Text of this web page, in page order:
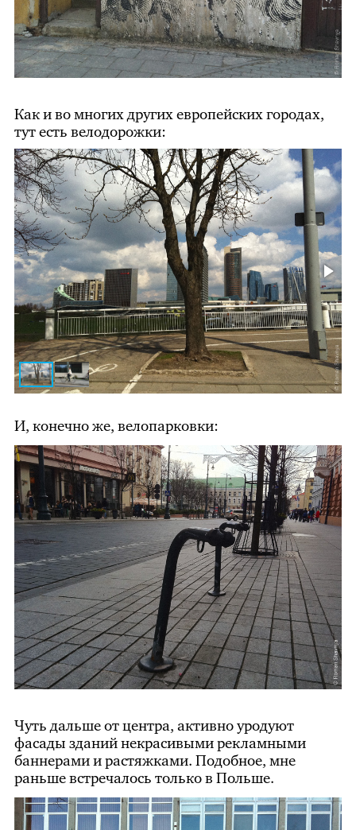
Как и во многих других европейских городах,
тут есть велодорожки:
И, конечно же, велопарковки:
Чуть дальше от центра, активно уродуют
фасады зданий некрасивыми рекламными
баннерами и растяжками. Подобное, мне
раньше встречалось только в Польше.